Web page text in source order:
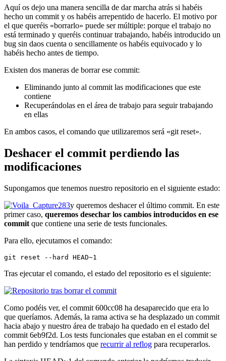
Aquí os dejo una manera sencilla de dar marcha atrás si habéis
hecho un commit y os habéis arrepentido de hacerlo. El motivo por
el que queréis «borrarlo» puede ser múltiple: porque el trabajo no
está terminado y queréis continuar trabajando, habéis introducido un
bug sin daos cuenta o sencillamente os habéis equivocado y lo
habéis hecho antes de tiempo.
Existen dos maneras de borrar ese commit:
Eliminando junto al commit las modificaciones que este
contiene
Recuperándolas en el área de trabajo para seguir trabajando
en ellas
En ambos casos, el comando que utilizaremos será «git reset».
Deshacer el commit perdiendo las
modificaciones
Supongamos que tenemos nuestro repositorio en el siguiente estado:
y queremos deshacer el último commit. En este
primer caso, queremos desechar los cambios introducidos en ese
commit que contiene una serie de tests funcionales.
Para ello, ejecutamos el comando:
git reset --hard HEAD~1
Tras ejecutar el comando, el estado del repositorio es el siguiente:
Como podéis ver, el commit 600cc08 ha desaparecido que era lo
que queríamos. Además, la rama activa se ha desplazado un commit
hacia abajo y nuestro área de trabajo ha quedado en el estado del
commit 6eb9f2d. Los tests funcionales que estaban en el commit se
han perdido y tendríamos que recurrir al reflog para recuperarlos.